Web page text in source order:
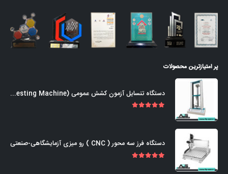
پر امتیازترین محصولات
دستگاه تنسایل آزمون کشش عمومی (Universal Tensile Testing Machine)
دستگاه فرز سه محور ( CNC ) رو میزی آزمایشگاهی-صنعتی